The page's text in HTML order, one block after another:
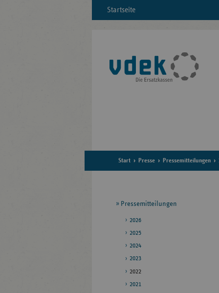
Startseite
Start Presse Pressemitteilungen
Seitennavigation
Pressemitteilungen
2026
2025
2024
2023
2022
2021